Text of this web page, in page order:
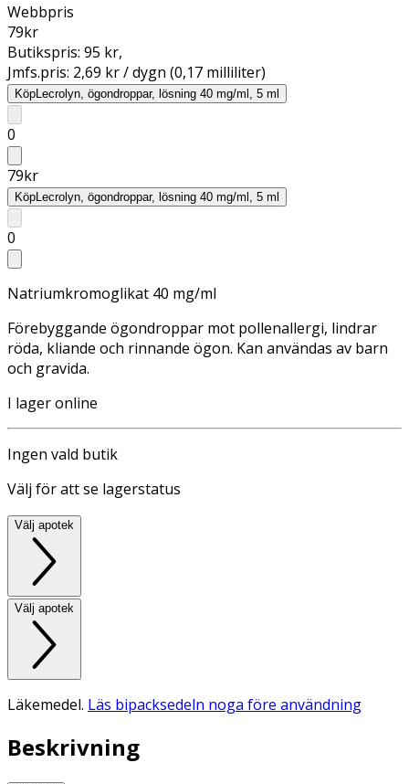
Webbpris
79kr
Butikspris: 95 kr,
Jmfs.pris: 2,69 kr / dygn (0,17 milliliter)
KöpLecrolyn, ögondroppar, lösning 40 mg/ml, 5 ml
0
79kr
KöpLecrolyn, ögondroppar, lösning 40 mg/ml, 5 ml
0
Natriumkromoglikat 40 mg/ml
Förebyggande ögondroppar mot pollenallergi, lindrar
röda, kliande och rinnande ögon. Kan användas av barn
och gravida.
I lager online
Ingen vald butik
Välj för att se lagerstatus
Välj apotek
Välj apotek
Läkemedel. Läs bipacksedeln noga före användning
Beskrivning